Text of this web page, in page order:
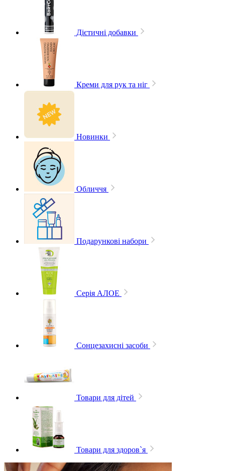
Дієтичні добавки
Креми для рук та ніг
Новинки
Обличчя
Подарункові набори
Серія АЛОЕ
Сонцезахисні засоби
Товари для дітей
Товари для здоров`я